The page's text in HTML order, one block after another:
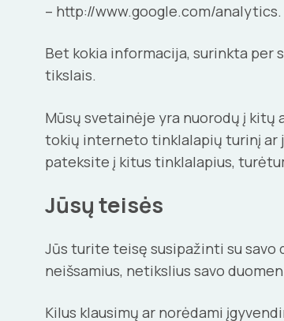
– http://www.google.com/analytics.
Bet kokia informacija, surinkta per
tikslais.
Mūsų svetainėje yra nuorodų į kitų
tokių interneto tinklalapių turinį ar
pateksite į kitus tinklalapius,
Jūsų teisės
Jūs turite teisę susipažinti su savo
neišsamius, netikslius savo
Kilus klausimų ar norėdami